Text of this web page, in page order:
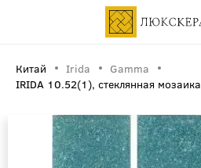
Китай Irida
Gamma
IRIDA 10.52(1), стеклянная мозаика